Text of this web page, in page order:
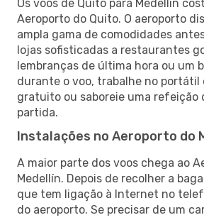
Os voos de Quito para Medellín
Aeroporto do Quito. O aeroporto
ampla gama de comodidades
lojas sofisticadas a restaurantes
lembranças de última hora ou um
durante o voo, trabalhe no portátil
gratuito ou saboreie uma refeição
partida.
Instalações no Aeroporto do
A maior parte dos voos chega ao
Medellín. Depois de recolher a
que tem ligação à Internet no
do aeroporto. Se precisar de um